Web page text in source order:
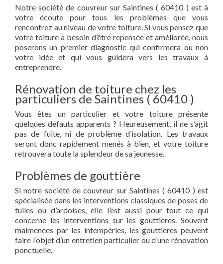
Notre société de couvreur sur Saintines ( 60410 ) est à
votre écoute pour tous les problèmes que vous
rencontrez au niveau de votre toiture. Si vous pensez que
votre toiture a besoin d’être repensée et améliorée, nous
poserons un premier diagnostic qui confirmera ou non
votre idée et qui vous guidera vers les travaux à
entreprendre.
Rénovation de toiture chez les
particuliers de Saintines ( 60410 )
Vous êtes un particulier et votre toiture présente
quelques défauts apparents ? Heureusement, il ne s’agit
pas de fuite, ni de problème d’isolation. Les travaux
seront donc rapidement menés à bien, et votre toiture
retrouvera toute la splendeur de sa jeunesse.
Problèmes de gouttière
Si notre société de couvreur sur Saintines ( 60410 ) est
spécialisée dans les interventions classiques de poses de
tuiles ou d’ardoises, elle l’est aussi pour tout ce qui
concerne les interventions sur les gouttières. Souvent
malmenées par les intempéries, les gouttières peuvent
faire l’objet d’un entretien particulier ou d’une rénovation
ponctuelle.